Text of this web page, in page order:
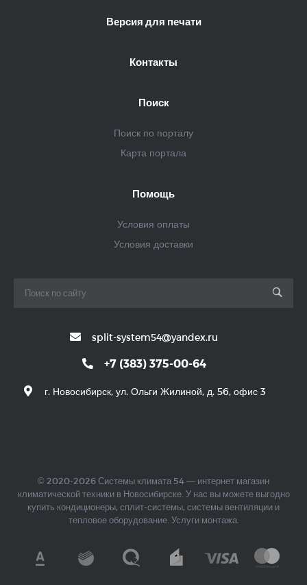
Версия для печати
Контакты
Поиск
Поиск по порталу
Карта портала
Помощь
Условия оплаты
Условия доставки
split-system54@yandex.ru
+7 (383) 375-00-64
г. Новосибирск, ул. Ольги Жилиной, д. 56, офис 3
© 2020-2026 Системы климата 54 — интернет магазин
климатической техники в Новосибирске. У нас вы можете выгодно
купить кондиционеры, сплит-системы, системы вентиляции и
тепловое оборудование. Услуги монтажа.